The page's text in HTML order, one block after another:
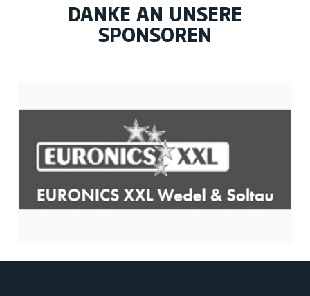
DANKE AN UNSERE
SPONSOREN